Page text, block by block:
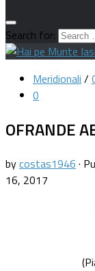
Search for:
Meridionali /
0
OFRANDE
bycostas1946 ·
16, 2017